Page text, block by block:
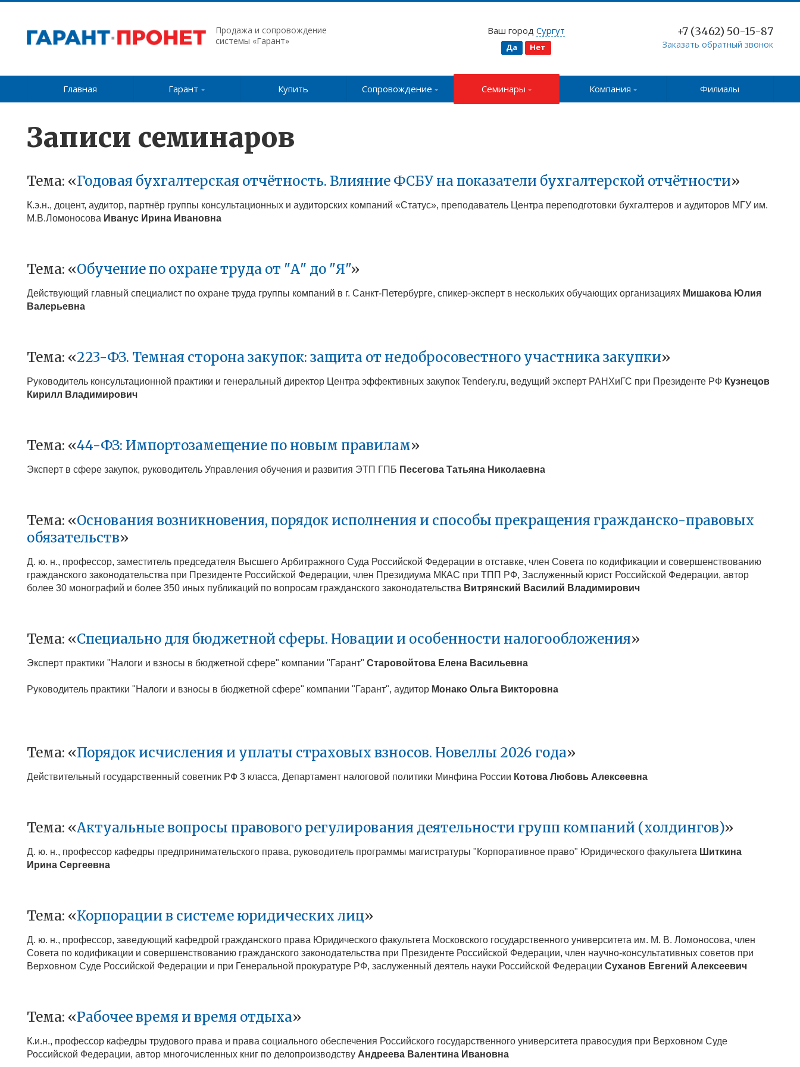
Продажа и сопровождение
системы «Гарант»
Ваш город Сургут
Да Нет
+7 (3462) 50-15-87
Заказать обратный звонок
Главная Гарант Купить Сопровождение Семинары Компания Филиалы
Записи семинаров
Тема: «Годовая бухгалтерская отчётность. Влияние ФСБУ на показатели бухгалтерской отчётности»
К.э.н., доцент, аудитор, партнёр группы консультационных и аудиторских компаний «Статус», преподаватель Центра переподготовки бухгалтеров и аудиторов МГУ им.
М.В.Ломоносова Иванус Ирина Ивановна
Тема: «Обучение по охране труда от "А" до "Я"»
Действующий главный специалист по охране труда группы компаний в г. Санкт-Петербурге, спикер-эксперт в нескольких обучающих организациях Мишакова Юлия
Валерьевна
Тема: «223-ФЗ. Темная сторона закупок: защита от недобросовестного участника закупки»
Руководитель консультационной практики и генеральный директор Центра эффективных закупок Tendery.ru, ведущий эксперт РАНХиГС при Президенте РФ Кузнецов
Кирилл Владимирович
Тема: «44-ФЗ: Импортозамещение по новым правилам»
Эксперт в сфере закупок, руководитель Управления обучения и развития ЭТП ГПБ Песегова Татьяна Николаевна
Тема: «Основания возникновения, порядок исполнения и способы прекращения гражданско-правовых
обязательств»
Д. ю. н., профессор, заместитель председателя Высшего Арбитражного Суда Российской Федерации в отставке, член Совета по кодификации и совершенствованию
гражданского законодательства при Президенте Российской Федерации, член Президиума МКАС при ТПП РФ, Заслуженный юрист Российской Федерации, автор
более 30 монографий и более 350 иных публикаций по вопросам гражданского законодательства Витрянский Василий Владимирович
Тема: «Специально для бюджетной сферы. Новации и особенности налогообложения»
Эксперт практики "Налоги и взносы в бюджетной сфере" компании "Гарант" Старовойтова Елена Васильевна
Руководитель практики "Налоги и взносы в бюджетной сфере" компании "Гарант", аудитор Монако Ольга Викторовна
Тема: «Порядок исчисления и уплаты страховых взносов. Новеллы 2026 года»
Действительный государственный советник РФ 3 класса, Департамент налоговой политики Минфина России Котова Любовь Алексеевна
Тема: «Актуальные вопросы правового регулирования деятельности групп компаний (холдингов)»
Д. ю. н., профессор кафедры предпринимательского права, руководитель программы магистратуры "Корпоративное право" Юридического факультета Шиткина
Ирина Сергеевна
Тема: «Корпорации в системе юридических лиц»
Д. ю. н., профессор, заведующий кафедрой гражданского права Юридического факультета Московского государственного университета им. М. В. Ломоносова, член
Совета по кодификации и совершенствованию гражданского законодательства при Президенте Российской Федерации, член научно-консультативных советов при
Верховном Суде Российской Федерации и при Генеральной прокуратуре РФ, заслуженный деятель науки Российской Федерации Суханов Евгений Алексеевич
Тема: «Рабочее время и время отдыха»
К.и.н., профессор кафедры трудового права и права социального обеспечения Российского государственного университета правосудия при Верховном Суде
Российской Федерации, автор многочисленных книг по делопроизводству Андреева Валентина Ивановна